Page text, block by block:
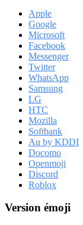
Apple
Google
Microsoft
Facebook
Messenger
Twitter
WhatsApp
Samsung
LG
HTC
Mozilla
Softbank
Au by KDDI
Docomo
Openmoji
Discord
Roblox
Version émoji